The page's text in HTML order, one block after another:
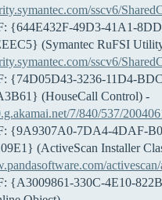
sscv6/
{644E432F-49D3-41A1-
(Symantec RuFSI
sscv6/
{74D05D43-3236-11D4-
(HouseCall Control) -
7/840/537/
{9A9307A0-7DA4-4DAF-
(ActiveScan Installer
activescan/
{A3009861-330C-4E10-